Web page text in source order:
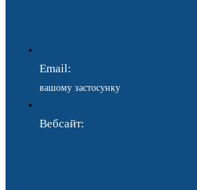
Email:
вашому застосунку
Вебсайт: